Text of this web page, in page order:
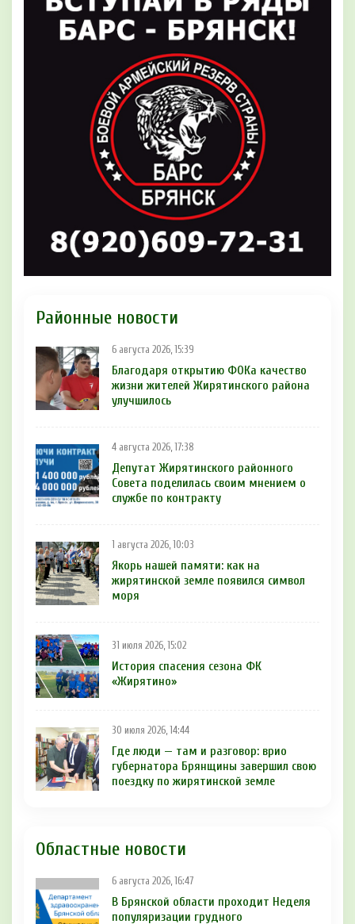
Районные новости
6 августа 2026, 15:39
Благодаря открытию ФОКа качество
жизни жителей Жирятинского района
улучшилось
4 августа 2026, 17:38
Депутат Жирятинского районного
Совета поделилась своим мнением о
службе по контракту
1 августа 2026, 10:03
Якорь нашей памяти: как на
жирятинской земле появился символ
моря
31 июля 2026, 15:02
История спасения сезона ФК
«Жирятино»
30 июля 2026, 14:44
Где люди — там и разговор: врио
губернатора Брянщины завершил свою
поездку по жирятинской земле
Областные новости
6 августа 2026, 16:47
В Брянской области проходит Неделя
популяризации грудного